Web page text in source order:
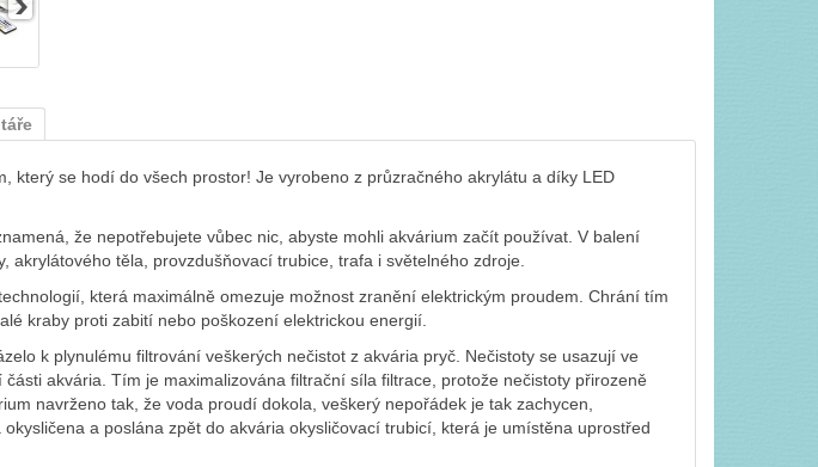
který se hodí do všech prostor! Je vyrobeno z průzračného akrylátu a díky LED
že nepotřebujete vůbec nic, abyste mohli akvárium začít používat. V balení
akrylátového těla, provzdušňovací trubice, trafa i světelného zdroje.
která maximálně omezuje možnost zranění elektrickým proudem. Chrání tím
kraby proti zabití nebo poškození elektrickou energií.
k plynulému filtrování veškerých nečistot z akvária pryč. Nečistoty se usazují ve
akvária. Tím je maximalizována filtrační síla filtrace, protože nečistoty přirozeně
navrženo tak, že voda proudí dokola, veškerý nepořádek je tak zachycen,
a poslána zpět do akvária okysličovací trubicí, která je umístěna uprostřed